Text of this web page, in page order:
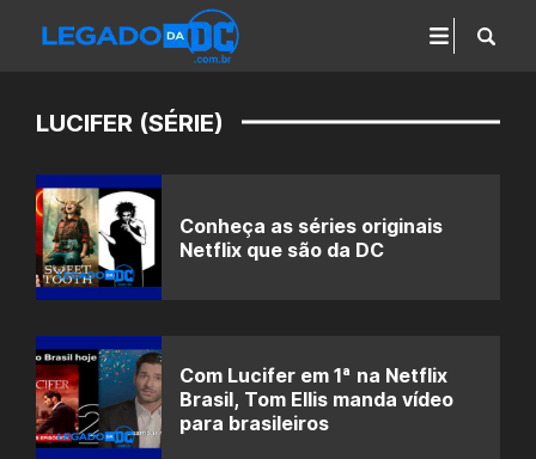
LUCIFER (SÉRIE)
Conheça as séries originais
Netflix que são da DC
Com Lucifer em 1ª na Netflix
Brasil, Tom Ellis manda vídeo
para brasileiros